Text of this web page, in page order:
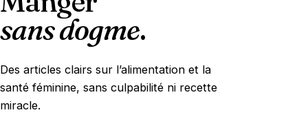
sans dogme.
Des articles clairs sur l’alimentation et la
santé féminine, sans culpabilité ni recette
miracle.